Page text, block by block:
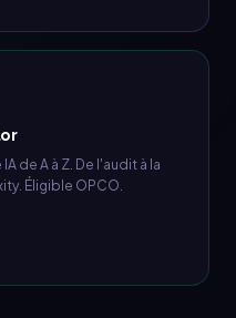
de A à Z. De l'audit à la
Éligible OPCO.